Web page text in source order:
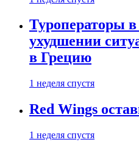
Туроператоры
ухудшении
в Грецию
1 неделя спустя
Red Wings
1 неделя спустя